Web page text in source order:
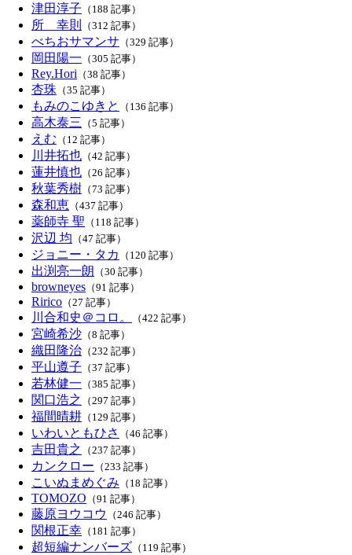
津田淳子 （188 記事）
所 幸則 （312 記事）
べちおサマンサ （329 記事）
岡田陽一 （305 記事）
Rey.Hori （38 記事）
杏珠 （35 記事）
もみのこゆきと （136 記事）
高木泰三 （5 記事）
えむ （12 記事）
川井拓也 （42 記事）
蓮井慎也 （26 記事）
秋葉秀樹 （73 記事）
森和恵 （437 記事）
薬師寺 聖 （118 記事）
沢辺 均 （47 記事）
ジョニー・タカ （120 記事）
出渕亮一朗 （30 記事）
browneyes （91 記事）
Ririco （27 記事）
川合和史＠コロ。 （422 記事）
宮崎希沙 （8 記事）
織田隆治 （232 記事）
平山遵子 （37 記事）
若林健一 （385 記事）
関口浩之 （297 記事）
福間晴耕 （129 記事）
いわいともひさ （46 記事）
吉田貴之 （237 記事）
カンクロー （233 記事）
こいぬまめぐみ （18 記事）
TOMOZO （91 記事）
藤原ヨウコウ （246 記事）
関根正幸 （181 記事）
超短編ナンバーズ （119 記事）